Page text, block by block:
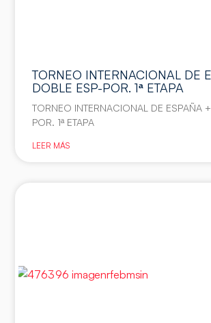
TORNEO INTERNACIONAL DE
DOBLE ESP-POR. 1ª ETAPA
TORNEO INTERNACIONAL DE ESPAÑA
POR. 1ª ETAPA
LEER MÁS